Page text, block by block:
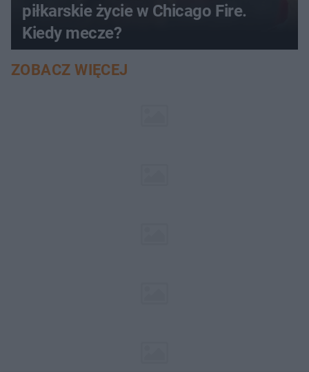
piłkarskie życie w Chicago Fire.
Kiedy mecze?
ZOBACZ WIĘCEJ